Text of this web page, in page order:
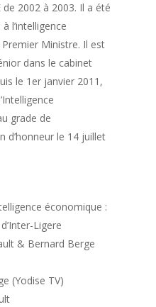
2002 à 2003. Il a été
l’intelligence
Ministre. Il est
dans le cabinet
le 1er janvier 2011,
grade de
d’honneur le 14 juillet
économique :
Ligere
& Bernard Berge
(Yodise TV)